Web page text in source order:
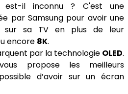
est-il inconnu ? C'est une
par Samsung pour avoir une
sur sa TV en plus de leur
encore 8K.
par la technologie OLED.
propose les meilleurs
d’avoir sur un écran